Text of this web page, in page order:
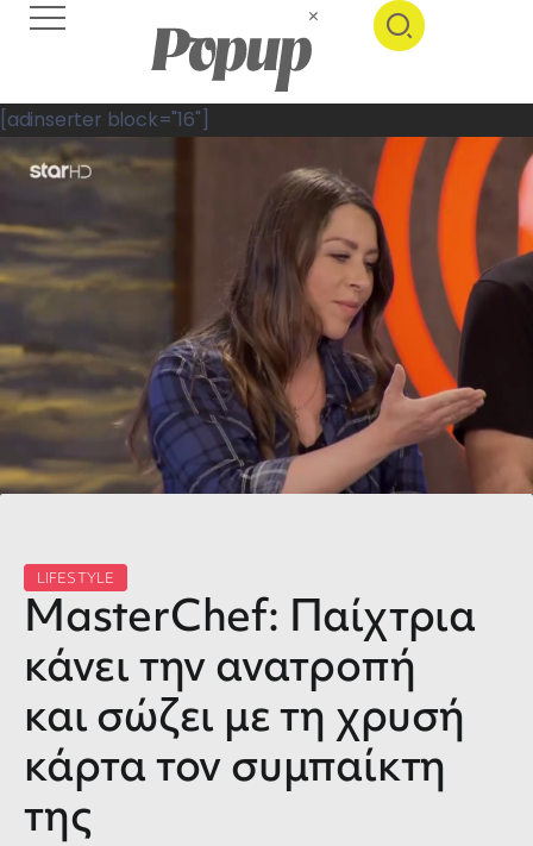
[adinserter block="16"]
LIFESTYLE
MasterChef: Παίχτρια
κάνει την ανατροπή
και σώζει με τη χρυσή
κάρτα τον συμπαίκτη
της